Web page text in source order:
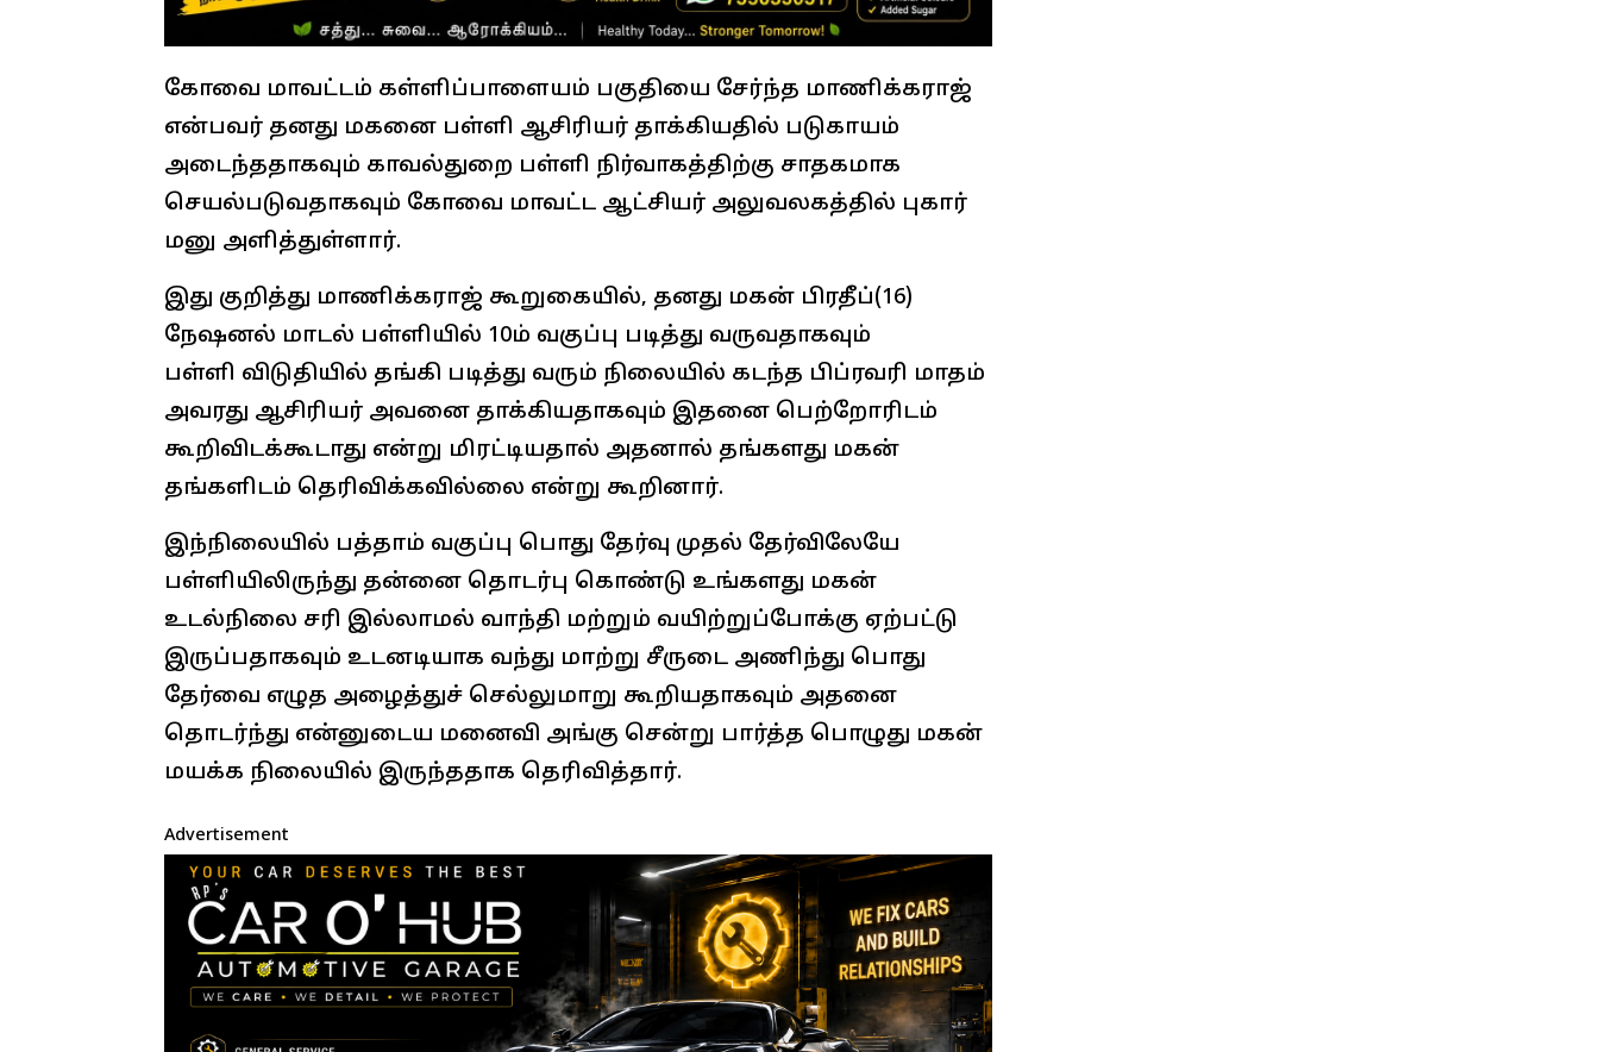
கோவை மாவட்டம் கள்ளிப்பாளையம் பகுதியை சேர்ந்த மாணிக்கராஜ்
என்பவர் தனது மகனை பள்ளி ஆசிரியர் தாக்கியதில் படுகாயம்
அடைந்ததாகவும் காவல்துறை பள்ளி நிர்வாகத்திற்கு சாதகமாக
செயல்படுவதாகவும் கோவை மாவட்ட ஆட்சியர் அலுவலகத்தில் புகார்
மனு அளித்துள்ளார்.
இது குறித்து மாணிக்கராஜ் கூறுகையில், தனது மகன் பிரதீப்(16)
நேஷனல் மாடல் பள்ளியில் 10ம் வகுப்பு படித்து வருவதாகவும்
பள்ளி விடுதியில் தங்கி படித்து வரும் நிலையில் கடந்த பிப்ரவரி மாதம்
அவரது ஆசிரியர் அவனை தாக்கியதாகவும் இதனை பெற்றோரிடம்
கூறிவிடக்கூடாது என்று மிரட்டியதால் அதனால் தங்களது மகன்
தங்களிடம் தெரிவிக்கவில்லை என்று கூறினார்.
இந்நிலையில் பத்தாம் வகுப்பு பொது தேர்வு முதல் தேர்விலேயே
பள்ளியிலிருந்து தன்னை தொடர்பு கொண்டு உங்களது மகன்
உடல்நிலை சரி இல்லாமல் வாந்தி மற்றும் வயிற்றுப்போக்கு ஏற்பட்டு
இருப்பதாகவும் உடனடியாக வந்து மாற்று சீருடை அணிந்து பொது
தேர்வை எழுத அழைத்துச் செல்லுமாறு கூறியதாகவும் அதனை
தொடர்ந்து என்னுடைய மனைவி அங்கு சென்று பார்த்த பொழுது மகன்
மயக்க நிலையில் இருந்ததாக தெரிவித்தார்.
Advertisement